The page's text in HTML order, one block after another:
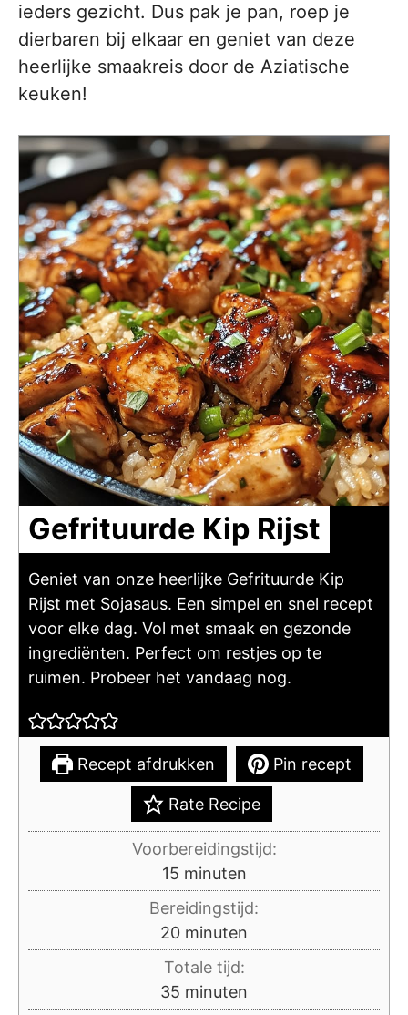
ieders gezicht. Dus pak je pan, roep je
dierbaren bij elkaar en geniet van deze
heerlijke smaakreis door de Aziatische
keuken!
Gefrituurde Kip Rijst
Geniet van onze heerlijke Gefrituurde Kip
Rijst met Sojasaus. Een simpel en snel recept
voor elke dag. Vol met smaak en gezonde
ingrediënten. Perfect om restjes op te
ruimen. Probeer het vandaag nog.
Recept afdrukken Pin recept
Rate Recipe
Voorbereidingstijd:
15minuten
minuten
Bereidingstijd:
20minuten
minuten
Totale tijd:
35 minuten
minuten